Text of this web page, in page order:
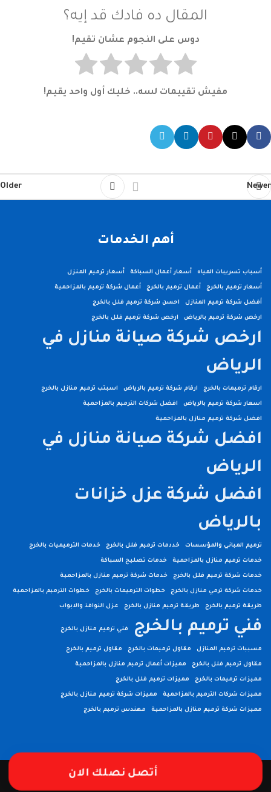
المقال ده فادك قد إيه؟
دوس على النجوم عشان تقيم!
مفيش تقييمات لسه.. خليك أول واحد يقيم!
Newer
Older
أهم الخدمات
أسباب تسريبات المياه أسعار أعمال السباكة أسعار ترميم المنزل
أسعار ترميم بالخرج أعمال ترميم بالخرج أعمال شركة ترميم بالمزاحمية
أفضل شركة ترميم المنازل احسن شركة ترميم فلل بالخرج
ارخص شركة ترميم بالرياض ارخص شركة ترميم فلل بالخرج
ارخص شركة صيانة منازل في
الرياض
ارقام ترميمات بالخرج ارقام شركة ترميم بالرياض اسبتب ترميم منازل بالخرج
اسعار شركة ترميم بالرياض افضل شركات الترميم بالمزاحمية
افضل شركة ترميم منازل بالمزاحمية
افضل شركة صيانة منازل في
الرياض
افضل شركة عزل خزانات
بالرياض
ترميم المباني والمؤسسات خددمات ترميم فلل بالخرج خدمات الترميميات بالخرج
خدمات ترميم منازل بالمزاحمية خدمات تصليح السباكة
خدمات شركة ترميم فلل بالخرج خدمات شركة ترميم منازل بالمزاحمية
خدمات شركة ترمي منازل بالخرج خطوات الترميمات بالخرج خطوات الترميم بالمزاحمية
طريقة ترميم بالخرج طريقة ترميم منازل بالخرج عزل النوافذ والابواب
فني ترميم بالخرج فني ترميم منازل بالخرج
مسببات ترميم المنازل مقاول ترميمات بالخرج مقاول ترميم بالخرج
مقاول ترميم فلل بالخرج مميزات أعمال ترميم منازل بالمزاحمية
مميزات ترميمات بالخرج مميزات ترميم فلل بالخرج
مميزات شركات الترميم بالمزاحمية مميزات شركة ترميم منازل بالخرج
مميزات شركة ترميم منازل بالمزاحمية مهندس ترميم بالخرج
جميع الحقوق محفوظة لــ سلم الخدمات | برمجة وتطوير فيوتشر ويب
أتصل نصلك الان